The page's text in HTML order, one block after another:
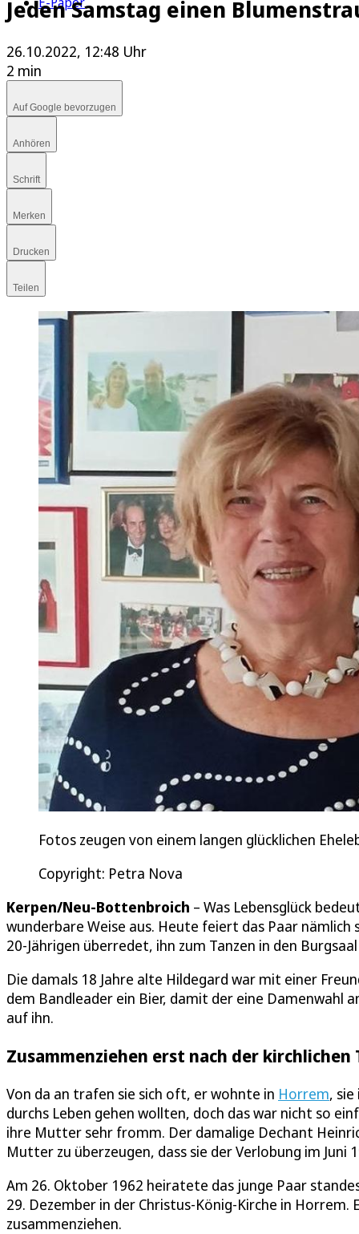
Jeden Samstag einen
26.10.2022, 12:48 Uhr
2 min
Auf Google bevorzugen
Anhören
Schrift
Merken
Drucken
Teilen
Fotos zeugen von einem langen glücklichen
Copyright: Petra Nova
Kerpen/Neu-Bottenbroich – Was Lebensglück
wunderbare Weise aus. Heute feiert das Paar
20-Jährigen überredet, ihn zum Tanzen in den
Die damals 18 Jahre alte Hildegard war mit einer
dem Bandleader ein Bier, damit der eine Damenwahl
auf ihn.
Zusammenziehen erst nach der kirchlichen
Von da an trafen sie sich oft, er wohnte in Horrem,
durchs Leben gehen wollten, doch das war nicht so
ihre Mutter sehr fromm. Der damalige Dechant
Mutter zu überzeugen, dass sie der Verlobung im Juni
Am 26. Oktober 1962 heiratete das junge Paar
29. Dezember in der Christus-König-Kirche in
zusammenziehen.